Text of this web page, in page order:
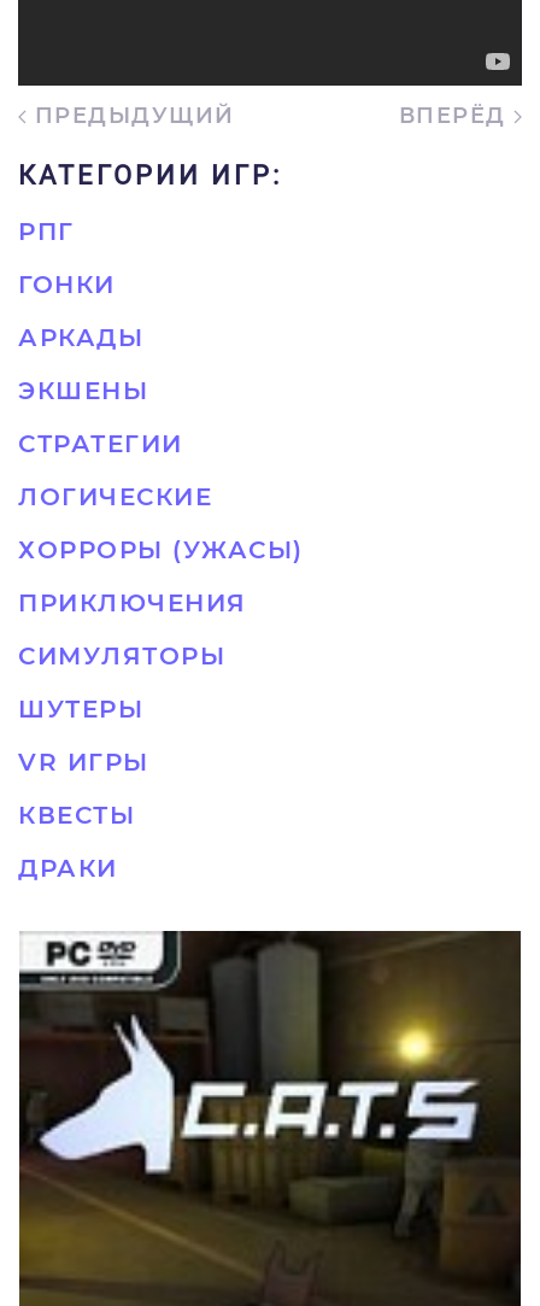
ПРЕДЫДУЩИЙ ВПЕРЁД
КАТЕГОРИИ ИГР:
РПГ
ГОНКИ
АРКАДЫ
ЭКШЕНЫ
СТРАТЕГИИ
ЛОГИЧЕСКИЕ
ХОРРОРЫ (УЖАСЫ)
ПРИКЛЮЧЕНИЯ
СИМУЛЯТОРЫ
ШУТЕРЫ
VR ИГРЫ
КВЕСТЫ
ДРАКИ